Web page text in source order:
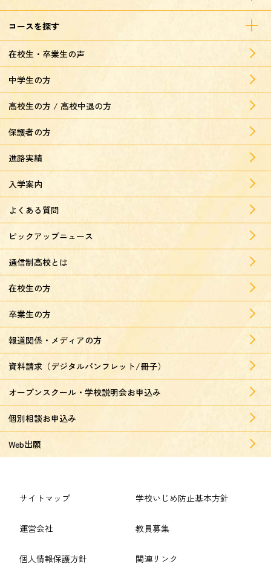
コースを探す
在校生・卒業生の声
中学生の方
高校生の方 / 高校中退の方
保護者の方
進路実績
入学案内
よくある質問
ピックアップニュース
通信制高校とは
在校生の方
卒業生の方
報道関係・メディアの方
資料請求（デジタルパンフレット/冊子）
オープンスクール・学校説明会お申込み
個別相談お申込み
Web出願
サイトマップ
運営会社
個人情報保護方針
学校いじめ防止基本方針
教員募集
関連リンク